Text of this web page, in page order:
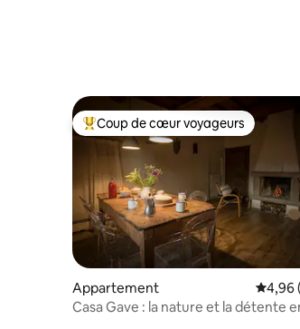
Coups de cœur voyageurs les plus
Coup de cœur voyageurs
Appartement
4,96
Casa Gave : la nature et la détente